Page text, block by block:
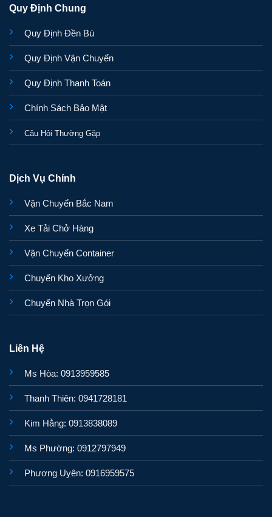
Quy Định Chung
Quy Định Đền Bù
Quy Định Vận Chuyển
Quy Định Thanh Toán
Chính Sách Bảo Mật
Câu Hỏi Thường Gặp
Dịch Vụ Chính
Vận Chuyển Bắc Nam
Xe Tải Chở Hàng
Vận Chuyển Container
Chuyển Kho Xưởng
Chuyển Nhà Trọn Gói
Liên Hệ
Ms Hòa: 0913959585
Thanh Thiên: 0941728181
Kim Hằng: 0913838089
Ms Phường: 0912797949
Phương Uyên: 0916959575